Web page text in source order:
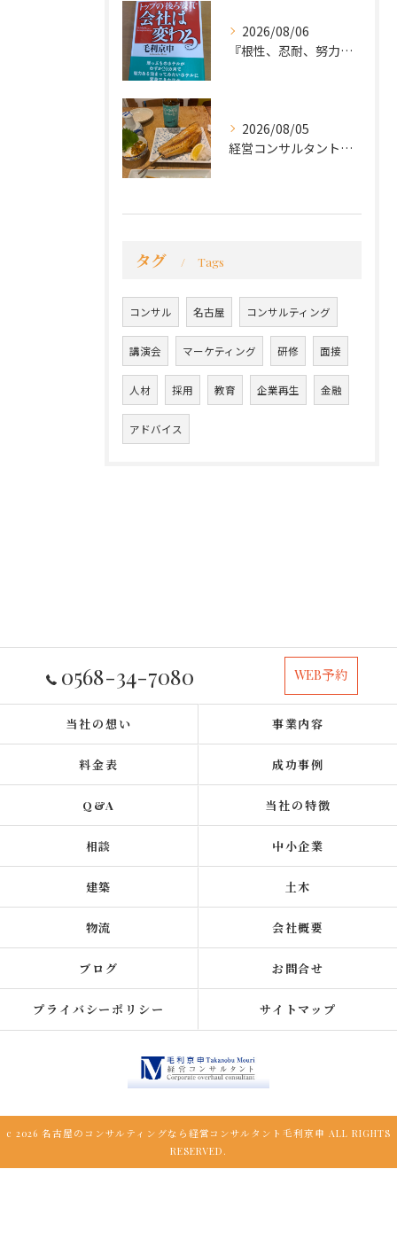
2026/08/06
『根性、忍耐、努力という言葉は死語なのか』
2026/08/05
経営コンサルタントのモーちゃん・毛利京申です。
タグ Tags
コンサル 名古屋 コンサルティング
講演会 マーケティング 研修 面接
人材 採用 教育 企業再生 金融
アドバイス
0568-34-7080 WEB予約
当社の想い 事業内容
料金表 成功事例
Q&A 当社の特徴
相談 中小企業
建築 土木
物流 会社概要
ブログ お問合せ
プライバシーポリシー サイトマップ
c 2026 名古屋のコンサルティングなら経営コンサルタント毛利京申 ALL RIGHTS
RESERVED.